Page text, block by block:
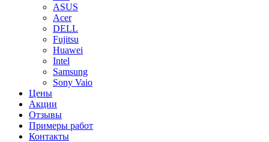
ASUS
Acer
DELL
Fujitsu
Huawei
Intel
Samsung
Sony Vaio
Цены
Акции
Отзывы
Примеры работ
Контакты